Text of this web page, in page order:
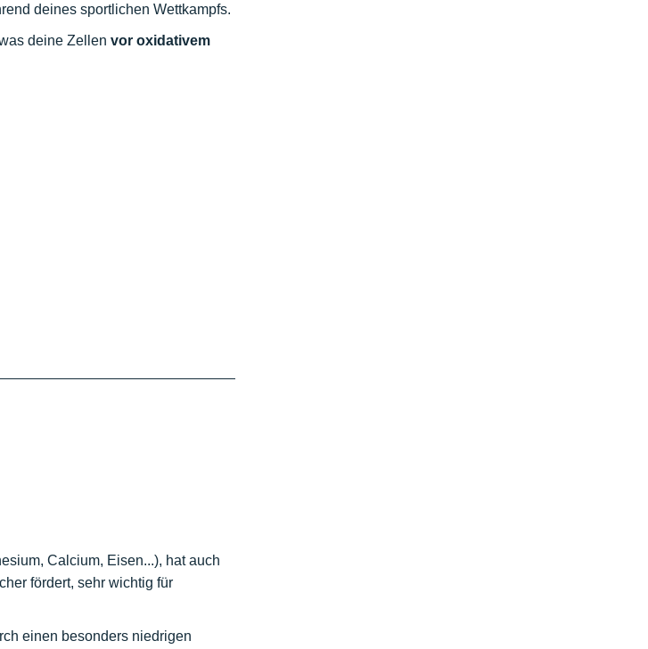
deines sportlichen Wettkampfs.
deine Zellen vor oxidativem
Calcium, Eisen...), hat auch
fördert, sehr wichtig für
einen besonders niedrigen